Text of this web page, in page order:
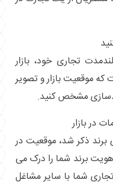
تجاری خود، بازار
موقعیت بازار و تصویر
مشخص کنید.
در بازار
برند ذکر شد، موقعیت در
برند شما را درک می
شما با سایر مشاغل